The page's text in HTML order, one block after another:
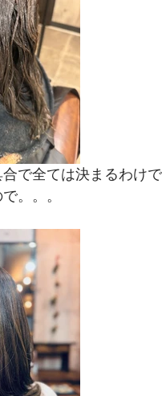
で全ては決まるわけで
。。。